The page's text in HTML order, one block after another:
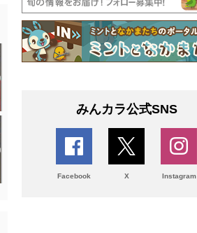
みんカラ公式SNS
Facebook X Instagram